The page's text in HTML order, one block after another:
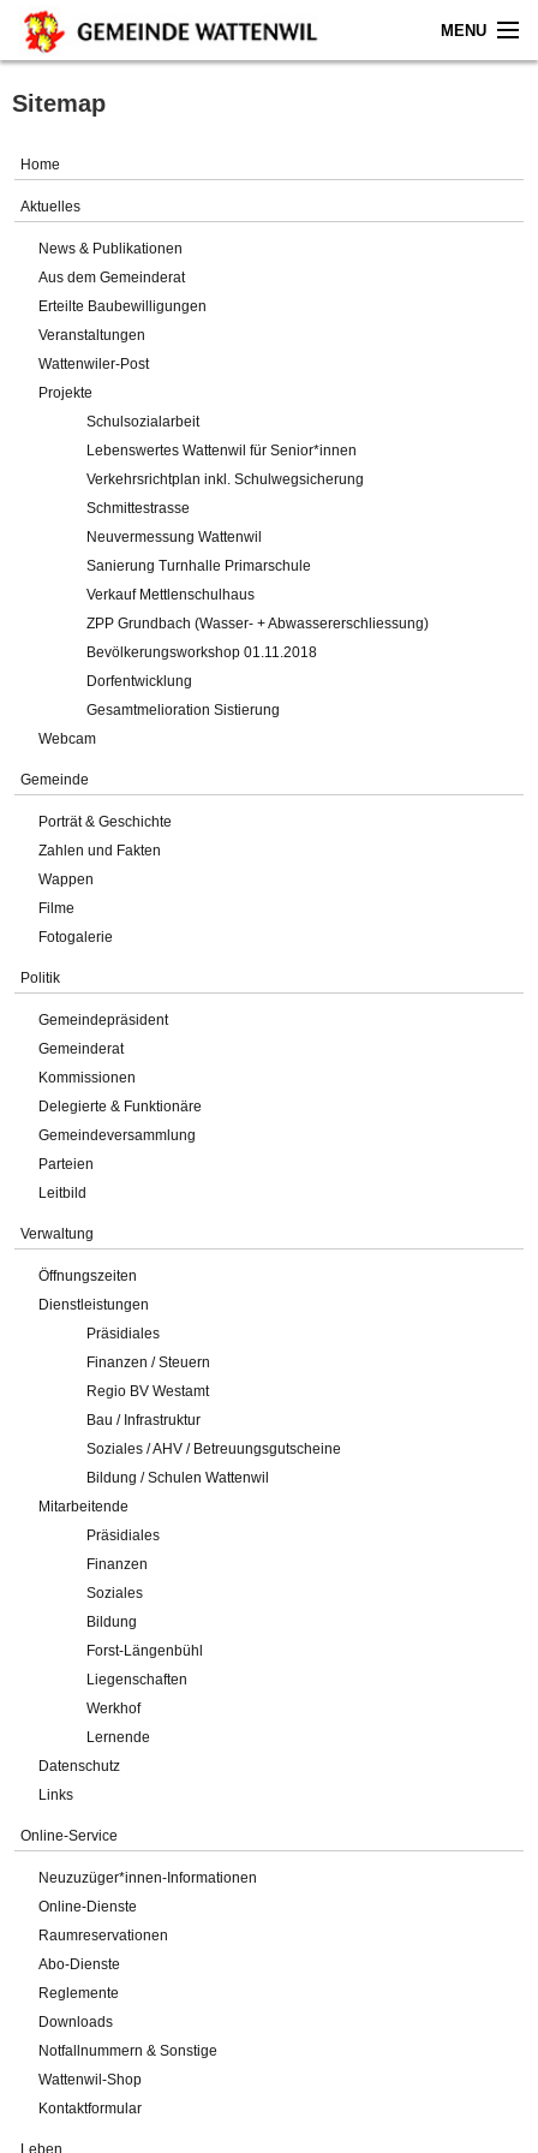
MENU
Home
Gemeinde
Verwaltung
Online-Service
Impressum
Sitemap
Home
Aktuelles
News & Publikationen
Aus dem Gemeinderat
Erteilte Baubewilligungen
Veranstaltungen
Wattenwiler-Post
Projekte
Schulsozialarbeit
Lebenswertes Wattenwil für Senior*innen
Verkehrsrichtplan inkl. Schulwegsicherung
Schmittestrasse
Neuvermessung Wattenwil
Sanierung Turnhalle Primarschule
Verkauf Mettlenschulhaus
ZPP Grundbach (Wasser- + Abwassererschliessung)
Bevölkerungsworkshop 01.11.2018
Dorfentwicklung
Gesamtmelioration Sistierung
Webcam
Gemeinde
Porträt & Geschichte
Zahlen und Fakten
Wappen
Filme
Fotogalerie
Politik
Gemeindepräsident
Gemeinderat
Kommissionen
Delegierte & Funktionäre
Gemeindeversammlung
Parteien
Leitbild
Verwaltung
Öffnungszeiten
Dienstleistungen
Präsidiales
Finanzen / Steuern
Regio BV Westamt
Bau / Infrastruktur
Soziales / AHV / Betreuungsgutscheine
Bildung / Schulen Wattenwil
Mitarbeitende
Präsidiales
Finanzen
Soziales
Bildung
Forst-Längenbühl
Liegenschaften
Werkhof
Lernende
Datenschutz
Links
Online-Service
Neuzuzüger*innen-Informationen
Online-Dienste
Raumreservationen
Abo-Dienste
Reglemente
Downloads
Notfallnummern & Sonstige
Wattenwil-Shop
Kontaktformular
Leben